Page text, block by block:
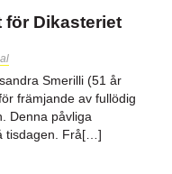
för Dikasteriet
Smerilli (51 år
främjande av fullödig
Denna påvliga
tisdagen. Frå[…]